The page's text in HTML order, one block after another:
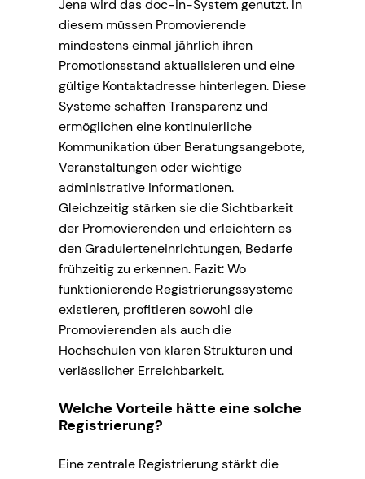
Jena wird das doc-in-System genutzt. In
diesem müssen Promovierende
mindestens einmal jährlich ihren
Promotionsstand aktualisieren und eine
gültige Kontaktadresse hinterlegen. Diese
Systeme schaffen Transparenz und
ermöglichen eine kontinuierliche
Kommunikation über Beratungsangebote,
Veranstaltungen oder wichtige
administrative Informationen.
Gleichzeitig stärken sie die Sichtbarkeit
der Promovierenden und erleichtern es
den Graduierteneinrichtungen, Bedarfe
frühzeitig zu erkennen. Fazit: Wo
funktionierende Registrierungssysteme
existieren, profitieren sowohl die
Promovierenden als auch die
Hochschulen von klaren Strukturen und
verlässlicher Erreichbarkeit.
Welche Vorteile hätte eine solche
Registrierung?
Eine zentrale Registrierung stärkt die